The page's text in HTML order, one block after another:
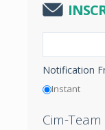
Notification
Instant
Cim-